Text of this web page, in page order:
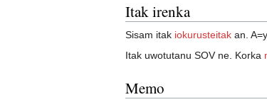
Itak irenka
Sisam itak iokurusteitak an.
Itak uwotutanu SOV ne. Korka
Memo